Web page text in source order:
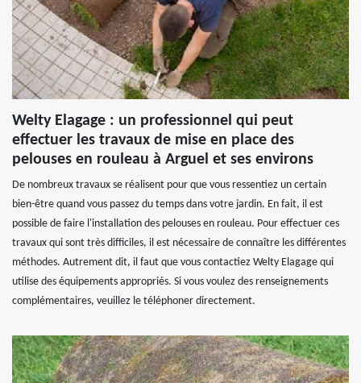
Welty Elagage : un professionnel qui peut
effectuer les travaux de mise en place des
pelouses en rouleau à Arguel et ses environs
De nombreux travaux se réalisent pour que vous ressentiez un certain
bien-être quand vous passez du temps dans votre jardin. En fait, il est
possible de faire l'installation des pelouses en rouleau. Pour effectuer ces
travaux qui sont très difficiles, il est nécessaire de connaître les différentes
méthodes. Autrement dit, il faut que vous contactiez Welty Elagage qui
utilise des équipements appropriés. Si vous voulez des renseignements
complémentaires, veuillez le téléphoner directement.